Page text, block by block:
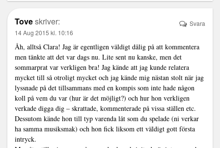
Toveskriver:
14 Aug 2015 kl. 10:16
Åh, alltså Clara! Jag är egentligen väldigt dålig på att kommentera
men tänkte att det var dags nu. Lite sent nu kanske, men det
sommarprat var verkligen bra! Jag kände att jag kunde relatera
mycket till så otroligt mycket och jag kände mig nästan stolt när jag
lyssnade på det tillsammans med en kompis som inte hade någon
koll på vem du var (hur är det möjligt?) och hur hon verkligen
verkade digga dig – skrattade, kommenterade på vissa ställen etc.
Dessutom kände hon till typ varenda låt som du spelade (ni verkar
ha samma musiksmak) och hon fick liksom ett väldigt gott första
intryck.
Svara